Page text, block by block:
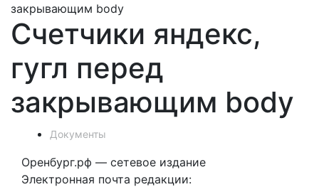
закрывающим body
Счетчики яндекс,
гугл перед
закрывающим body
Документы
Оренбург.рф — сетевое издание
Электронная почта редакции: